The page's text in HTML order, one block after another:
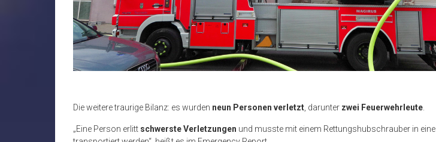
Die weitere traurige Bilanz: es wurden neun Personen verletzt, darunter zwei Feuerwehrleute.
„Eine Person erlitt schwerste Verletzungen und musste mit einem Rettungshubschrauber in eine